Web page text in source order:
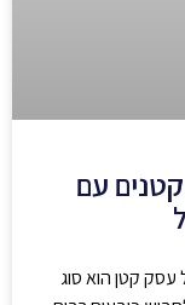
עם
קטן הוא סוג